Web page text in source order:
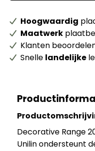
Hoogwaardig
Maatwerk
Klanten
Snelle landelijke
Decorative Range
Unilin ondersteunt